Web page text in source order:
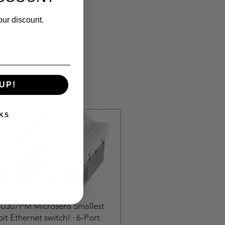
Microsens Smallest
Ethernet switch! · 6-Port
discount.